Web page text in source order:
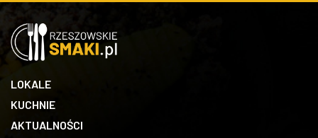
LOKALE
KUCHNIE
AKTUALNOŚCI